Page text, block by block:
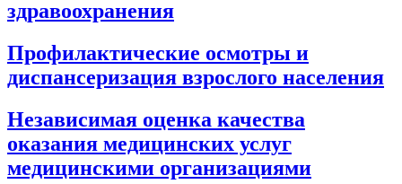
здравоохранения
Профилактические осмотры и
диспансеризация взрослого населения
Независимая оценка качества
оказания медицинских услуг
медицинскими организациями